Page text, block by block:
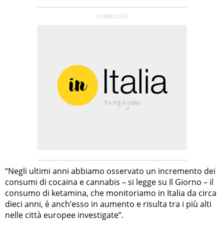
“Negli ultimi anni abbiamo osservato un incremento dei
consumi di cocaina e cannabis – si legge su Il Giorno – il
consumo di ketamina, che monitoriamo in Italia da circa
dieci anni, è anch’esso in aumento e risulta tra i più alti
nelle città europee investigate”.